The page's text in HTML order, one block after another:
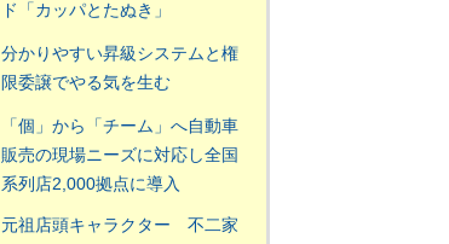
ド「カッパとたぬき」
分かりやすい昇級システムと権
限委譲でやる気を生む
「個」から「チーム」へ自動車
販売の現場ニーズに対応し全国
系列店2,000拠点に導入
元祖店頭キャラクター 不二家